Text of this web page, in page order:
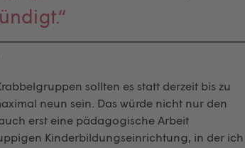
sollten es statt derzeit bis zu
neun sein. Das würde nicht nur den
erst eine pädagogische Arbeit
Kinderbildungseinrichtung, in der ich